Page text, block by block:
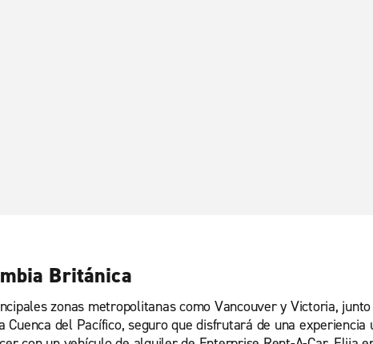
Británica
zonas metropolitanas como Vancouver y Victoria,
del Pacífico, seguro que disfrutará de una